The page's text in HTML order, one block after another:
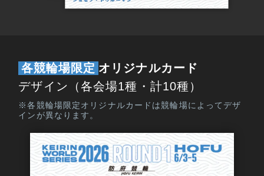
各競輪場限定 オリジナルカード
デザイン（各会場1種・計10種）
※各競輪場限定オリジナルカードは競輪場によってデザ
インが異なります。